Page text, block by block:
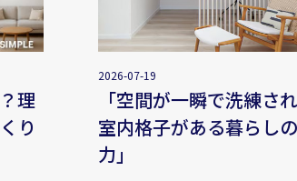
理
り
2026-07-19
「空間が一瞬で洗練され
室内格子がある暮らし
力」